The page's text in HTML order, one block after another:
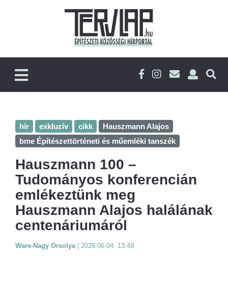
hír exkluzív cikk
Hauszmann Alajos
bme Építészettörténeti és műemléki tanszék
Hauszmann 100 –
Tudományos konferencián
emlékeztünk meg
Hauszmann Alajos halálának
centenáriumáról
Ware-Nagy Orsolya 2026.06.04. 13:49